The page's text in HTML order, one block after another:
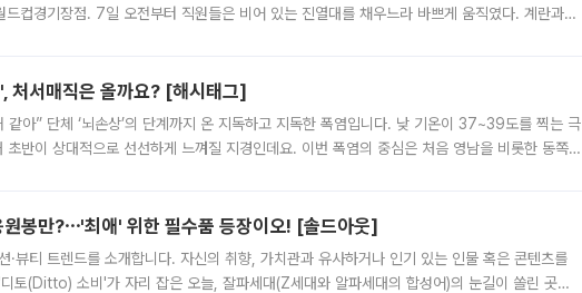
드컵경기장점. 7일 오전부터 직원들은 비어 있는 진열대를 채우느라 바쁘게 움직였다. 계란과
처서매직은 올까요? [해시태그]
같아” 단체 ‘뇌손상’의 단계까지 온 지독하고 지독한 폭염입니다. 낮 기온이 37~39도를 찍는 극
반이 상대적으로 선선하게 느껴질 지경인데요. 이번 폭염의 중심은 처음 영남을 비롯한 동쪽
원봉만?⋯'최애' 위한 필수품 등장이오! [솔드아웃]
·뷰티 트렌드를 소개합니다. 자신의 취향, 가치관과 유사하거나 인기 있는 인물 혹은 콘텐츠를
토(Ditto) 소비'가 자리 잡은 오늘, 잘파세대(Z세대와 알파세대의 합성어)의 눈길이 쏠린 곳은